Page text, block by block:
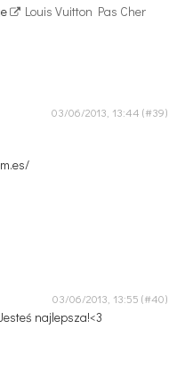
Louis Vuitton Pas Cher
03/06/2013, 13:44
03/06/2013, 13:55
najlepsza!<3